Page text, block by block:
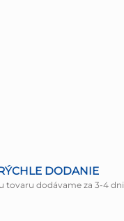
DODANIE
tovaru dodávame za 3-4 dni